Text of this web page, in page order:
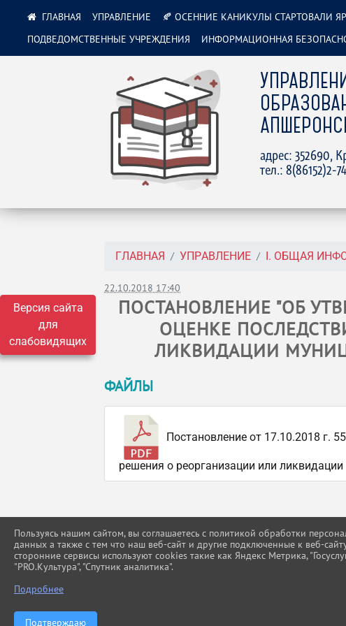
Версия сайта
для
слабовидящих
адрес: 352690,
тел.: 8(86152)2-
УПРАВЛЕНИЕ 🍂 ОСЕННИЕ КАНИКУЛЫ СТАРТОВАЛИ
ПОДВЕДОМСТВЕННЫЕ УЧРЕЖДЕНИЯ
ИНФОРМАЦИОННАЯ
ГЛАВНАЯ УПРАВЛЕНИЕ I. ОБЩАЯ
22.10.2018 17:40
ПОСТАНОВЛЕНИЕ "ОБ
ОЦЕНКЕ
ЛИКВИДАЦИИ
ФАЙЛЫ
Постановление от 17.10.2018 г.
решения о реорганизации или
Пользуясь нашим сайтом, вы соглашаетесь с политикой обработки
данных а также с тем что наш веб-сайт и другие подключенные к веб-
сторонние сервисы используют cookies такие как Яндекс Метрика,
"PRO.Культура", "Спутник аналитика".
Подробнее
Подтверждаю